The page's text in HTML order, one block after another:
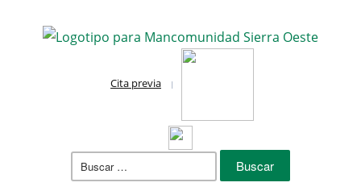
Cita previa
Buscar: